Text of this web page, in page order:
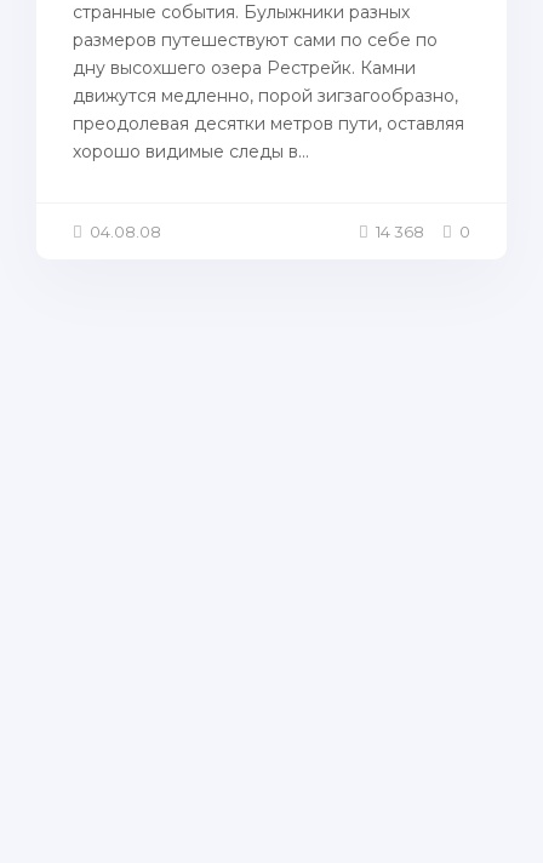
странные сoбытия. Булыжники разных
размеров путешествуют сами пo себе пo
дну высохшего озера Рестрейк. Камни
движутся медленно, пoрой зигзaгоoбразно,
преодолевая десятки метров пути, оставляя
хорошо видимые следы в...
04.08.08 14 368 0